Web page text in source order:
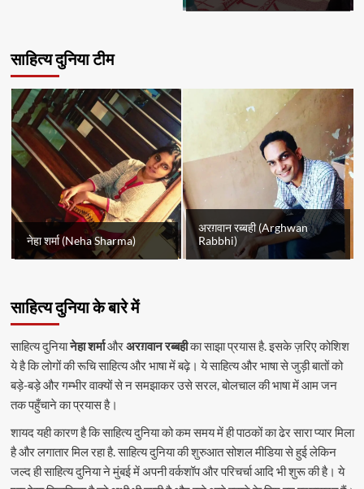
साहित्य दुनिया टीम
नेहा शर्मा (Neha Sharma)
अरग़वान रब्बही (Arghwan
Rabbhi)
साहित्य दुनिया के बारे में
साहित्य दुनियानेहा शर्माऔरअरग़वान रब्बहीका साझा प्रयास है. इसके ज़रिए कोशिश
ये है कि लोगों की रूचि साहित्य और भाषा में बढ़े। ये साहित्य और भाषा से जुड़ी बातों को
बड़े-बड़े और गम्भीर वाक्यों से न समझाकर उसे सरल, बोलचाल की भाषा में आम जन
तक पहुँचाने का प्रयास है।
शायद यही कारण है कि साहित्य दुनिया को कम समय में ही पाठकों का ढेर सारा प्यार मिला
है और लगातार मिल रहा है. साहित्य दुनिया की शुरुआत सोशल मीडिया से हुई लेकिन
जल्द ही साहित्य दुनिया ने मुंबई में अपनी वर्कशॉप और परिचर्चा आदि भी शुरू की है। ये